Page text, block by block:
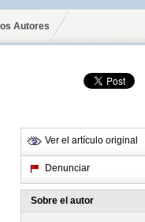
Autores
Ver el artículo original
Denunciar
Sobre el autor